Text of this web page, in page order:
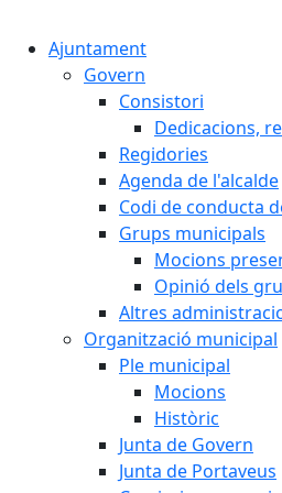
Ajuntament
Govern
Consistori
Dedicacions,
Regidories
Agenda de l'alcalde
Codi de conducta
Grups municipals
Mocions
Opinió dels
Altres
Organització municipal
Ple municipal
Mocions
Històric
Junta de Govern
Junta de Portaveus